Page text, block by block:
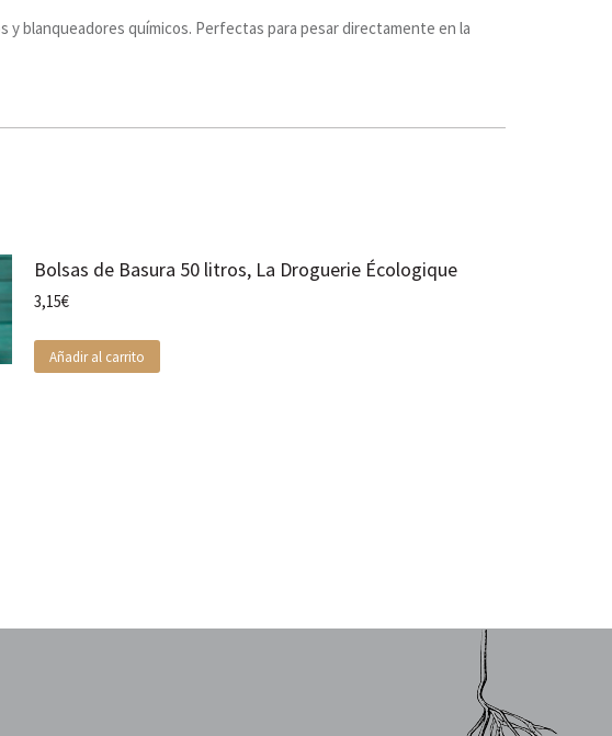
y blanqueadores químicos. Perfectas para pesar directamente en la
Bolsas de Basura 50 litros, La Droguerie Écologique
3,15€
Añadir al carrito